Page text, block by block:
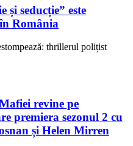
seducție” este
România
thrillerul polițist
revine pe
premiera sezonul 2 cu
și Helen Mirren